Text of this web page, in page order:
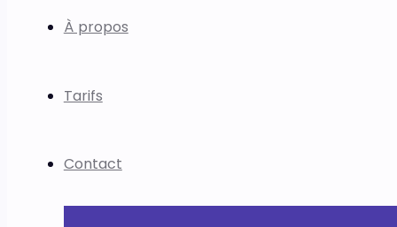
À propos
Tarifs
Contact